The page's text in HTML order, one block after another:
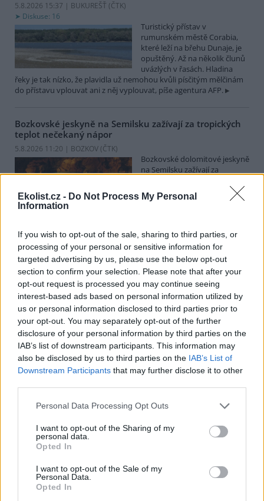
Ekolist.cz - Do Not Process My Personal
Information
If you wish to opt-out of the sale, sharing to third parties, or
processing of your personal or sensitive information for
targeted advertising by us, please use the below opt-out
section to confirm your selection. Please note that after your
opt-out request is processed you may continue seeing
interest-based ads based on personal information utilized by
us or personal information disclosed to third parties prior to
your opt-out. You may separately opt-out of the further
disclosure of your personal information by third parties on the
IAB’s list of downstream participants. This information may
also be disclosed by us to third parties on the IAB’s List of
Downstream Participants that may further disclose it to other
Personal Data Processing Opt Outs
I want to opt-out of the Sharing of my
personal data.
Opted In
I want to opt-out of the Sale of my
Personal Data.
Opted In
5.8.2026 15:37 | BUKUREŠŤ (ČTK)
Diskuse: 16
Turistický přístav v
rumunském městě Corabia,
které leží na břehu Dunaje, je
opuštěný. Až na několik člunů
uvázlých v řasách. Hladina
řeky je tak nízko, že plavidla už nemohou kvůli písčitým mělčinám
do přístavu vplouvat ani z něj vyplouvat, píše agentura AFP.
Bozkovské jeskyně na Semilsku zažívají za tropických
teplot nečekaný nápor
5.8.2026 11:20 | BOZKOV (ČTK)
Bozkovské dolomitové jeskyně
na Semilsku zažívají za
nečekaný nápor. Jde sice o
jedno z nejchladnějších míst v
Libereckém kraji, které má stálou teplotu mezi 7,5 až devíti stupni
Dušana Milky k nim lidé přicházeli spíše v době, když bylo nevlídno.
V pěti zemích Amazonie zatkli stovky lidí kvůli
environmentální kriminalitě
5.8.2026 10:34 | BOGOTÁ (ČTK)
Policisté v pěti zemích ležících
v Amazonii pozatýkali stovky
lidí a zabavili dřevo, minerály i
zvířata v hodnotě přes 280
milionů dolarů (kolem 5,9
miliard korun) při jednom z největších koordinovaných zásahů
proti environmentální kriminalitě v největším deštném pralese
světa. Napsala to agentura AP, podle níž se do operace nazvané
Potok Bylanka v Pardubicích vyschl. Městský obvod
chce, aby Povodí Labe vyčistilo koryto
5.8.2026 10:26 | PARDUBICE (ČTK)
Diskuse: 1